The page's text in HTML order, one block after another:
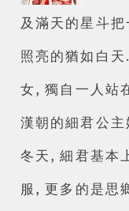
及滿天的星斗
照亮的猶如白
女, 獨自一人站
漢朝的細君公
冬天, 細君基本
服, 更多的是思